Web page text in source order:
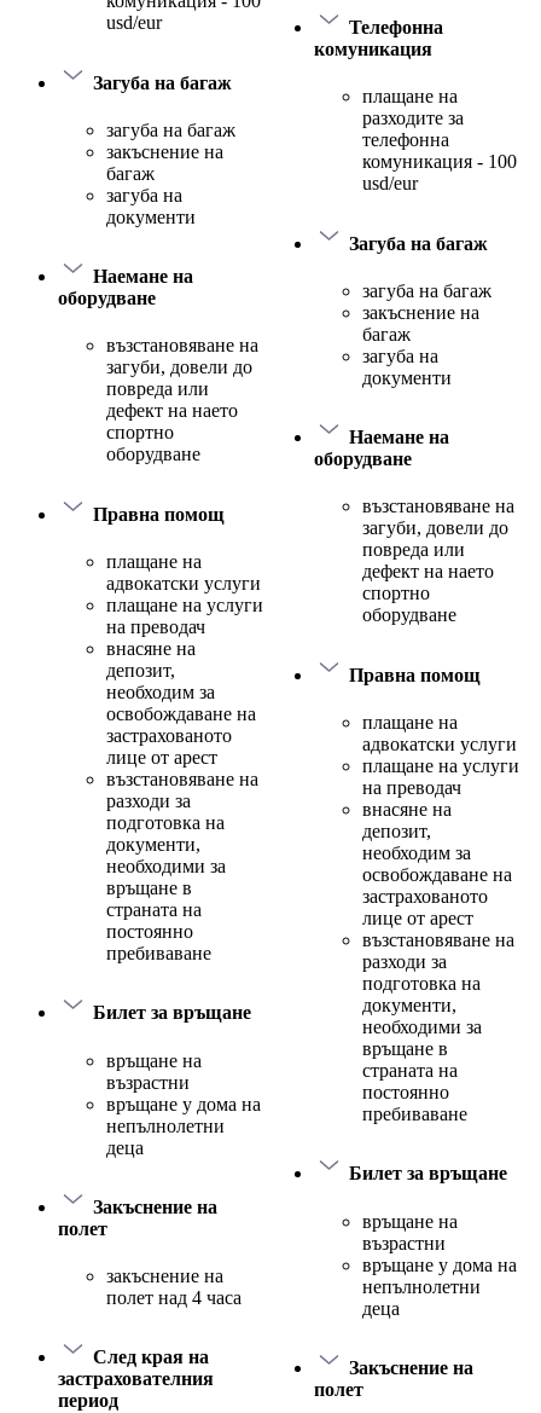
usd/eur
Загуба на багаж
загуба на багаж
закъснение на
багаж
загуба на
документи
Наемане на
оборудване
възстановяване на
загуби, довели до
повреда или
дефект на наето
спортно
оборудване
Правна помощ
плащане на
адвокатски услуги
плащане на услуги
на преводач
внасяне на
депозит,
необходим за
освобождаване на
застрахованото
лице от арест
възстановяване на
разходи за
подготовка на
документи,
необходими за
връщане в
страната на
постоянно
пребиваване
Билет за връщане
връщане на
възрастни
връщане у дома на
непълнолетни
деца
Закъснение на
полет
закъснение на
полет над 4 часа
След края на
застрахователния
период
Телефонна
комуникация
плащане на
разходите за
телефонна
комуникация - 100
usd/eur
Загуба на багаж
загуба на багаж
закъснение на
багаж
загуба на
документи
Наемане на
оборудване
възстановяване на
загуби, довели до
повреда или
дефект на наето
спортно
оборудване
Правна помощ
плащане на
адвокатски услуги
плащане на услуги
на преводач
внасяне на
депозит,
необходим за
освобождаване на
застрахованото
лице от арест
възстановяване на
разходи за
подготовка на
документи,
необходими за
връщане в
страната на
постоянно
пребиваване
Билет за връщане
връщане на
възрастни
връщане у дома на
непълнолетни
деца
Закъснение на
полет